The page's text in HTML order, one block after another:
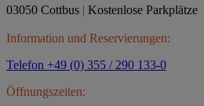
03050 Cottbus | Kostenlose Parkplätze
Information und Reservierungen:
Telefon +49 (0) 355 / 290 133-0
Öffnungszeiten: